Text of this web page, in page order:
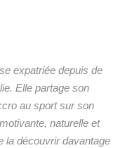
expatriée depuis de
Elle partage son
au sport sur son
naturelle et
la découvrir davantage